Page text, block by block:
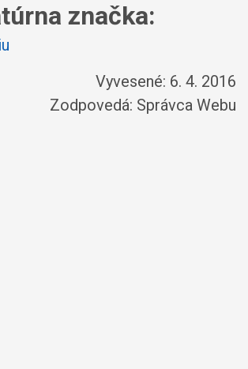
značka:
Vyvesené: 6. 4. 2016
Zodpovedá: Správca Webu